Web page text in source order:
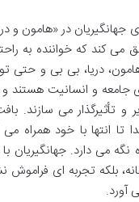
در «هامون و
کند که خواننده به
دریا، بی بی و حتی
جامعه و انسانیت هستند
و تأثیرگذار می سازند.
تا انتها با خود
نگه می دارد. جهانگیریان
بلکه تجربه ای
آورد.